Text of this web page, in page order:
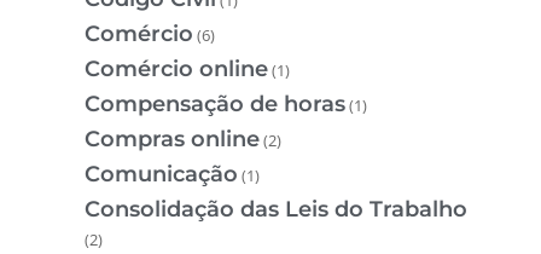
Comércio (6)
Comércio online(1)
Compensação de horas(1)
Compras online(2)
Comunicação (1)
Consolidação das Leis do Trabalho
(2)